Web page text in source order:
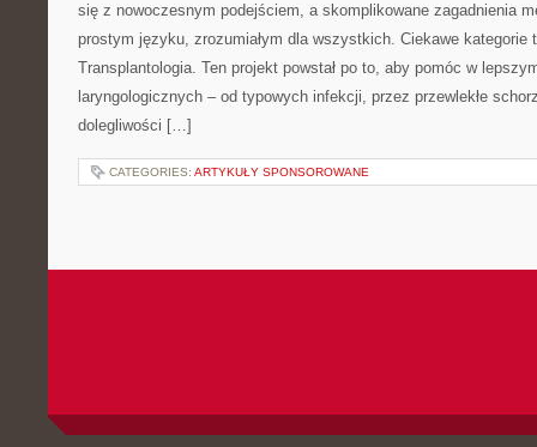
się z nowoczesnym podejściem, a skomplikowane zagadnienia
prostym języku, zrozumiałym dla wszystkich. Ciekawe kategorie
Transplantologia. Ten projekt powstał po to, aby pomóc w
laryngologicznych – od typowych infekcji, przez przewlekłe
dolegliwości […]
CATEGORIES: ARTYKUŁY SPONSOROWANE